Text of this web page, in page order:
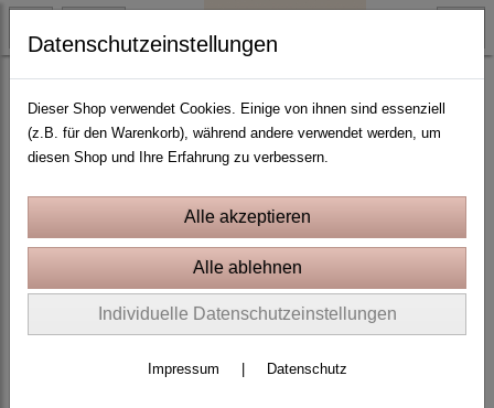
ITH Stickprojekte In the Hoop Bestecktaschen
Datenschutzeinstellungen
Dieser Shop verwendet Cookies. Einige von ihnen sind essenziell
(z.B. für den Warenkorb), während andere verwendet werden, um
diesen Shop und Ihre Erfahrung zu verbessern.
Individuelle Datenschutzeinstellungen
Impressum Datenschutz